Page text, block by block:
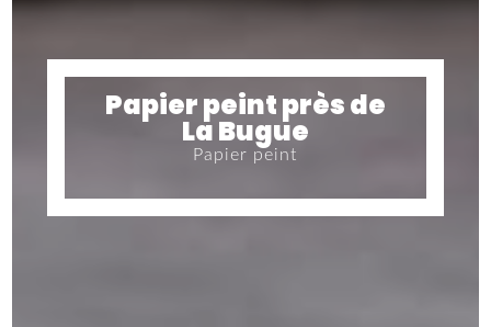
Papier peint près de
La Bugue
Papier peint